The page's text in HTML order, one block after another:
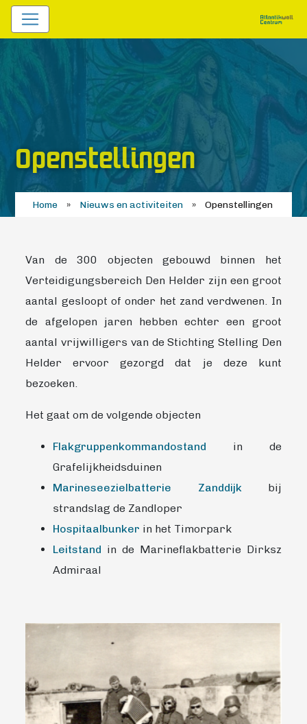
Openstellingen
Home » Nieuws en activiteiten » Openstellingen
Van de 300 objecten gebouwd binnen het
Verteidigungsbereich Den Helder zijn een groot
aantal gesloopt of onder het zand verdwenen. In
de afgelopen jaren hebben echter een groot
aantal vrijwilligers van de Stichting Stelling Den
Helder ervoor gezorgd dat je deze kunt
bezoeken.
Het gaat om de volgende objecten
Flakgruppenkommandostand in de
Grafelijkheidsduinen
Marineseezielbatterie Zanddijkbij
strandslag de Zandloper
Hospitaalbunker in het Timorpark
Leitstand in de Marineflakbatterie Dirksz
Admiraal